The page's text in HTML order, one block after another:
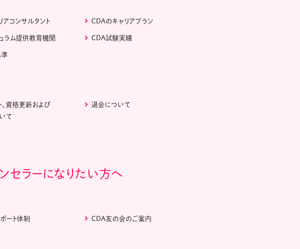
アコンサルタント CDAのキャリアプラン
ラム提供教育機関 CDA試験実績
、資格更新および
て
退会について
セラーになりたい方へ
ート体制 CDA友の会のご案内